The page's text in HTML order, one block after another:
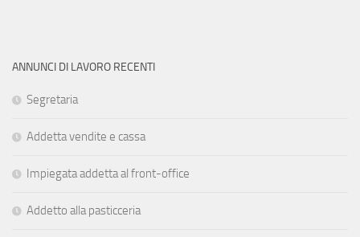
ANNUNCI DI LAVORO RECENTI
Segretaria
Addetta vendite e cassa
Impiegata addetta al front-office
Addetto alla pasticceria